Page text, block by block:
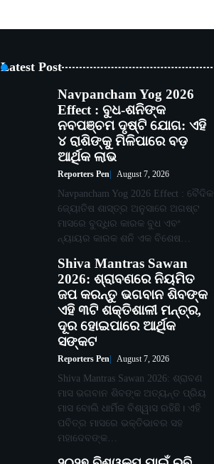
Latest Post
Navpancham Yog 2026
Effect : ବୁଧ-ଶନିଙ୍କ
ନବପଞ୍ଚମ ଦୃଷ୍ଟି ଯୋଗ: ଏହି
୪ ରାଶିଙ୍କୁ ମିଳିପାରେ ବଡ଼
ଆର୍ଥିକ ଲାଭ
Reporters Pen August 7, 2026
Navpancham Yog 2026 Effect : ବୈଦିକ
ଜ୍ୟୋତିଷ ଶାସ୍ତ୍ର ଅନୁସାରେ ଅଗଷ୍ଟ
ମାସରେ ବୁଦ୍ଧିର କାରକ ବୁଧ ଏବଂ
ନ୍ୟାୟର କାରକ ଶନି ଏକ ବିଶେଷ…
Shiva Mantras Sawan
2026: ଶ୍ରାବଣରେ ନିୟମିତ
ଜପ କରନ୍ତୁ ଭଗବାନ ଶିବଙ୍କ
ଏହି ୩ଟି ଶକ୍ତିଶାଳୀ ମନ୍ତ୍ର,
ଦୂର ହୋଇପାରେ ଆର୍ଥିକ
ସଙ୍କଟ
Reporters Pen August 7, 2026
Shiva Mantras Sawan 2026: ଶ୍ରାବଣ
ମାସ ଭଗବାନ ଶିବଙ୍କ ଅତ୍ୟନ୍ତ ପ୍ରିୟ
ମାସ ବୋଲି ଧାର୍ମିକ ବିଶ୍ୱାସ ରହିଛି। ଏହି
ପବିତ୍ର ମାସରେ ଭକ୍ତିଭାବର ସହ
ମହାଦେବଙ୍କ…